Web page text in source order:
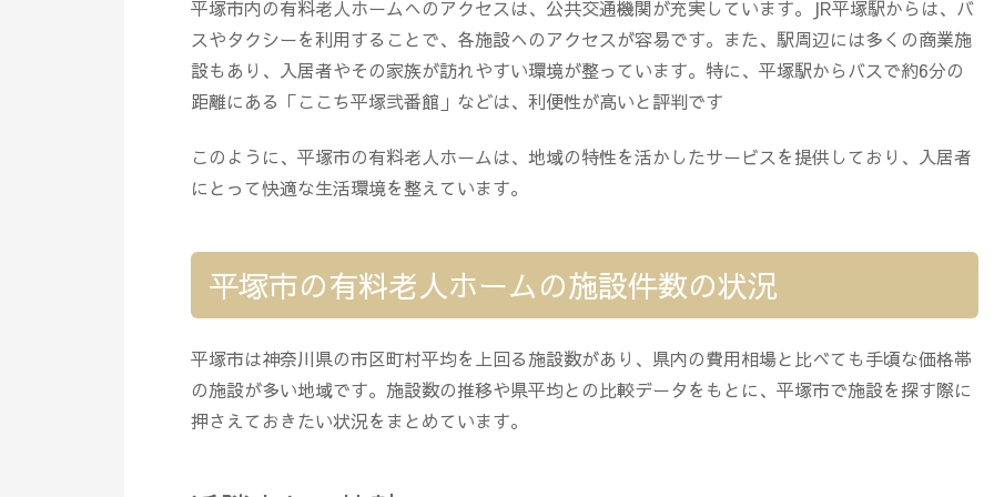
平塚市内の有料老人ホームへのアクセスは、公共交通機関が充実しています。JR平塚駅からは、バ
スやタクシーを利用することで、各施設へのアクセスが容易です。また、駅周辺には多くの商業施
設もあり、入居者やその家族が訪れやすい環境が整っています。特に、平塚駅からバスで約6分の
距離にある「ここち平塚弐番館」などは、利便性が高いと評判です
このように、平塚市の有料老人ホームは、地域の特性を活かしたサービスを提供しており、入居者
にとって快適な生活環境を整えています。
平塚市の有料老人ホームの施設件数の状況
平塚市は神奈川県の市区町村平均を上回る施設数があり、県内の費用相場と比べても手頃な価格帯
の施設が多い地域です。施設数の推移や県平均との比較データをもとに、平塚市で施設を探す際に
押さえておきたい状況をまとめています。